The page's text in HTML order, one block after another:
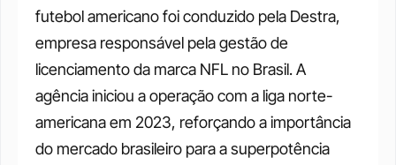
futebol americano foi conduzido pela Destra,
empresa responsável pela gestão de
licenciamento da marca NFL no Brasil. A
agência iniciou a operação com a liga norte-
americana em 2023, reforçando a importância
do mercado brasileiro para a superpotência